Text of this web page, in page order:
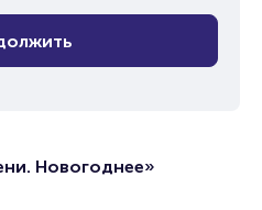
Новогоднее»